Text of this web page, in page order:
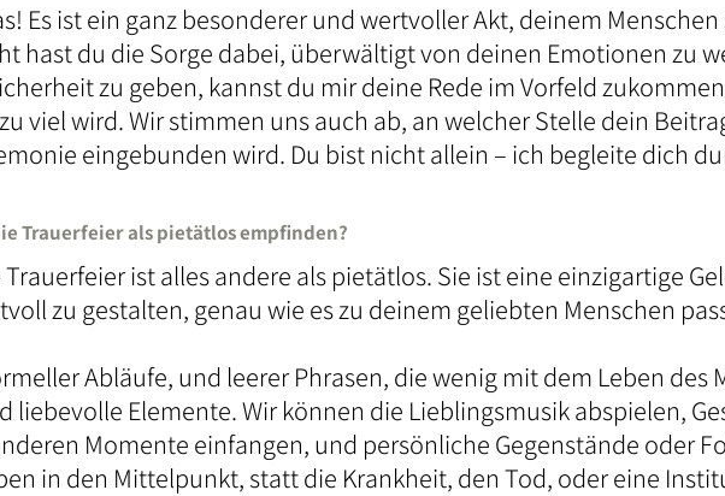
Es ist ein ganz besonderer und wertvoller Akt, deinem
hast du die Sorge dabei, überwältigt von deinen Emotionen zu
zu geben, kannst du mir deine Rede im Vorfeld
viel wird. Wir stimmen uns auch ab, an welcher Stelle dein
eingebunden wird. Du bist nicht allein – ich begleite dich
Trauerfeier als pietätlos empfinden?
ist alles andere als pietätlos. Sie ist eine einzigartige
zu gestalten, genau wie es zu deinem geliebten Menschen
Abläufe, und leerer Phrasen, die wenig mit dem Leben des
liebevolle Elemente. Wir können die Lieblingsmusik abspielen,
Momente einfangen, und persönliche Gegenstände oder
in den Mittelpunkt, statt die Krankheit, den Tod, oder eine